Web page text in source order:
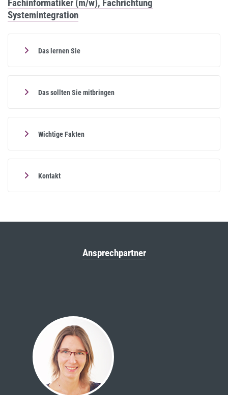
Fachinformatiker (m/w), Fachrichtung
Systemintegration
Das lernen Sie
Das sollten Sie mitbringen
Wichtige Fakten
Kontakt
Ansprechpartner